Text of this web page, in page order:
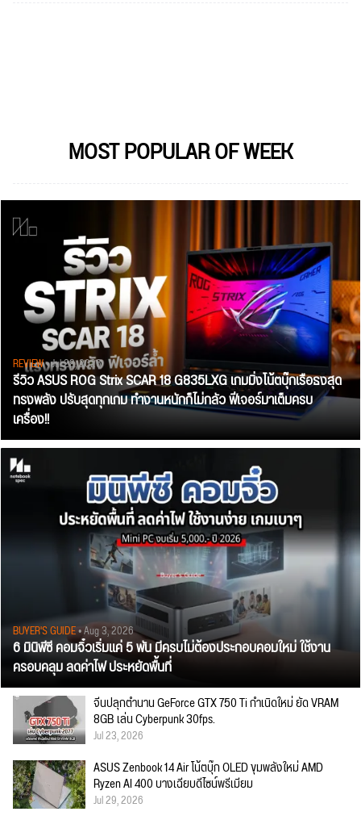
MOST POPULAR OF WEEK
REVIEW• Jul 28, 2026
รีวิว ASUS ROG Strix SCAR 18 G835LXG เกมมิ่งโน้ตบุ๊กเรือธงสุด
ทรงพลัง ปรับสุดทุกเกม ทำงานหนักก็ไม่กลัว ฟีเจอร์มาเต็มครบ
เครื่อง!!
BUYER'S GUIDE• Aug 3, 2026
6 มินิพีซี คอมจิ๋วเริ่มแค่ 5 พัน มีครบไม่ต้องประกอบคอมใหม่ ใช้งาน
ครอบคลุม ลดค่าไฟ ประหยัดพื้นที่
จีนปลุกตำนาน GeForce GTX 750 Ti กำเนิดใหม่ ยัด VRAM
8GB เล่น Cyberpunk 30fps.
Jul 23, 2026
ASUS Zenbook 14 Air โน้ตบุ๊ก OLED ขุมพลังใหม่ AMD
Ryzen AI 400 บางเฉียบดีไซน์พรีเมียม
Jul 29, 2026